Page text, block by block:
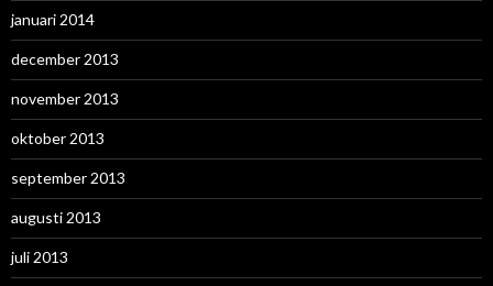
januari 2014
december 2013
november 2013
oktober 2013
september 2013
augusti 2013
juli 2013